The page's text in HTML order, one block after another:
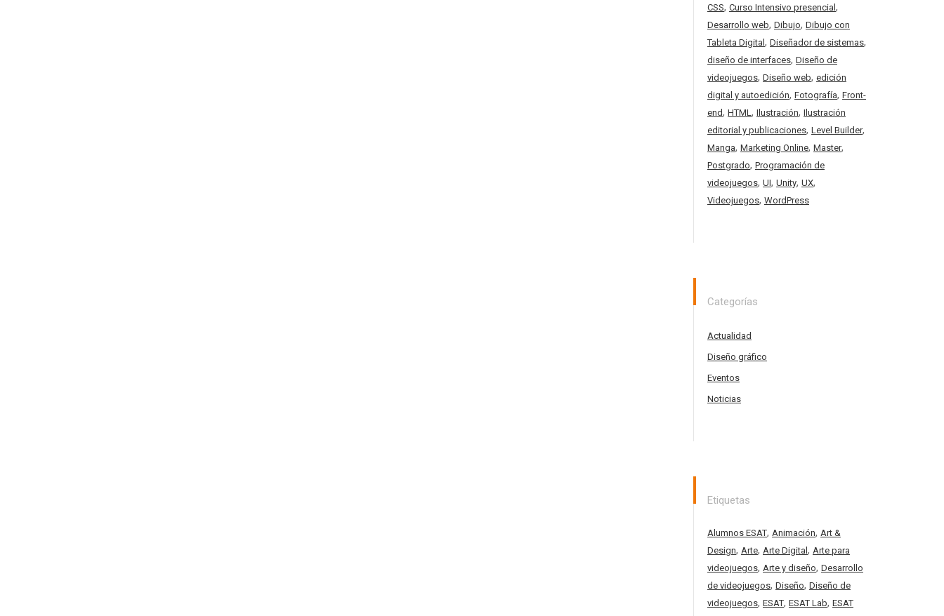
CSS, Curso Intensivo presencial ,
Desarrollo web, Dibujo, Dibujo con
Tableta Digital , Diseñador de sistemas,
diseño de interfaces, Diseño de
videojuegos, Diseño web, edición
digital y autoedición, Fotografía, Front-
end, HTML, Ilustración, Ilustración
editorial y publicaciones, Level Builder,
Manga, Marketing Online, Master,
Postgrado, Programación de
videojuegos, UI, Unity, UX,
Videojuegos, WordPress
Categorías
Actualidad
Diseño gráfico
Eventos
Noticias
Etiquetas
Alumnos ESAT, Animación, Art &
Design, Arte, Arte Digital , Arte para
videojuegos, Arte y diseño, Desarrollo
de videojuegos, Diseño, Diseño de
videojuegos, ESAT, ESAT Lab, ESAT